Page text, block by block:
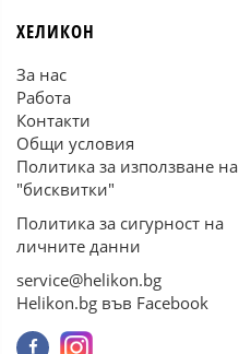
ХЕЛИКОН
За нас
Работа
Контакти
Общи условия
Политика за използване на
"бисквитки"
Политика за сигурност на
личните данни
service@helikon.bg
Helikon.bg във Facebook